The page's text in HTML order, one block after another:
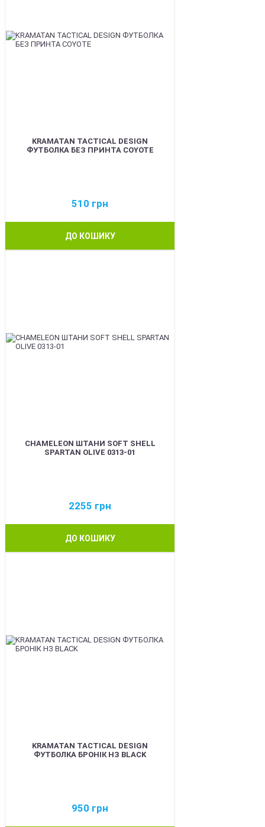
KRAMATAN TACTICAL DESIGN
ФУТБОЛКА БЕЗ ПРИНТА COYOTE
510 грн
ДО КОШИКУ
CHAMELEON ШТАНИ SOFT SHELL
SPARTAN OLIVE 0313-01
2255 грн
ДО КОШИКУ
KRAMATAN TACTICAL DESIGN
ФУТБОЛКА БРОНІК НЗ BLACK
950 грн